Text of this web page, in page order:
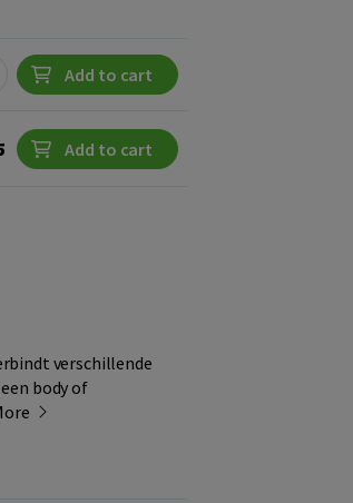
Add to cart
Add to cart
verschillende
body of